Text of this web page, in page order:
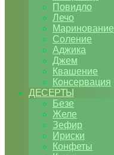
Повидло
Лечо
Маринование
Соление
Аджика
Джем
Квашение
Консервация
ДЕСЕРТЫ
Безе
Желе
Зефир
Ириски
Конфеты